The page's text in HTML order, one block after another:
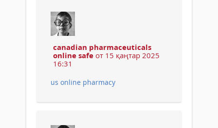
canadian pharmaceuticals
online safe от 15 қаңтар 2025
16:31
us online pharmacy